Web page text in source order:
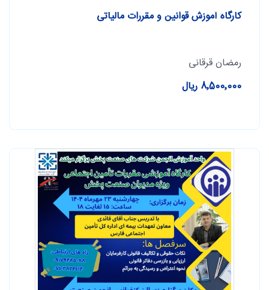
کارگاه آموزش قوانین و مقررات مالیاتی
رمضان قرقانی
8٬500٬000 ریال